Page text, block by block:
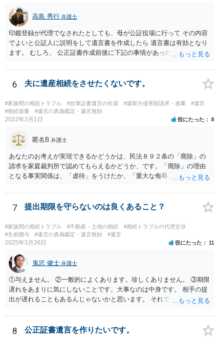
高島 秀行 弁護士
印鑑登録が代理でなされたとしても、母が公証役場に行って その内容
でよいと公証人に説明をして遺言書を作成したら 遺言書は有効となり
ます。 むしろ、 公正証書作成前後に下記の事情があったことが証明で
月に携帯が新しくなった母からの第一声は「ここにいたら殺される」
「面会に来てくれ」で、長男に聞くと「面会は出来ない。俺は携帯電
話の使い方を教える為に会っている」「母の話は聞かなくて良い」と
電話が切れました。その後の電話でも「食事に毒が入っている」「体
にチップが埋められている」等、おかしかったです。 当時の診療記
録、介護認定の資料、介護記録を取得して 弁護士に面談で相談された
6 夫に遺産相続をさせたくないです。
#家族間の相続トラブル #自筆証書遺言の作成 #遺留分侵害額請求・放棄
#遺言
#相続放棄
#遺言の真偽鑑定・遺言無効
2022年3月1日 役にたった 8
匿名B 弁護士
あなたのお考えが実現できるかどうかは、民法８９２条の「廃除」の
請求を家庭裁判所で認めてもらえるかどうか、です。「廃除」の理由
となる事実関係は、「虐待」をうけたか、「重大な侮辱」を受けた
「廃除」は遺言でも可能です（民法８９３条）。 弁護士に具体的な事
情を話して相談して、「廃除」が可能か、実際に法律相談を受けるこ
7 提出期限を守らないのは良くあること？
#家族間の相続トラブル #不動産・土地の相続
#相続トラブルの代理交渉
#生前贈与
#遺言の真偽鑑定・遺言無効 #遺言
2025年3月26日 役にたった 11
鬼沢 健士 弁護士
①与えません。 ②一般的によくあります。珍しくありません。 ③期限
遅れをあまりに気にしないことです。大事なのは中身です。 相手の提
出が遅れることもあるんじゃないかと思います。 それでもあなた有利
8 公正証書遺言を作りたいです。